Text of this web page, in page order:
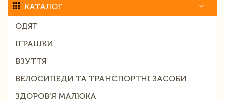
КАТАЛОГ
ОДЯГ
ІГРАШКИ
ВЗУТТЯ
ВЕЛОСИПЕДИ ТА ТРАНСПОРТНІ ЗАСОБИ
ЗДОРОВ'Я МАЛЮКА